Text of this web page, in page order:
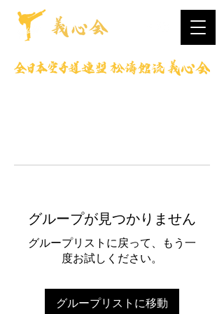
グループが見つかりません
グループリストに戻って、もう一
度お試しください。
グループリストに移動